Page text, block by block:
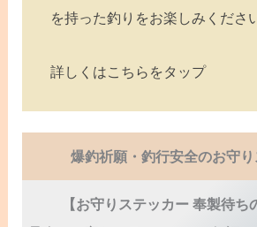
を持った釣りをお楽しみくださ
詳しくはこちらをタップ
爆釣祈願・釣行安全のお守
【お守りステッカー 奉製待ち